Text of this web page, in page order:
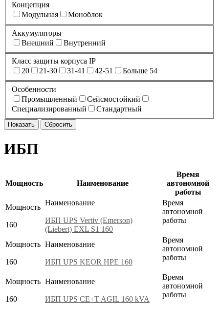
Концепция
Модульная
Моноблок
Аккумуляторы
Внешний
Внутренний
Класс защиты корпуса IP
20
21-30 31-41 42-51 Больше 54
Особенности
Промышленный
Сейсмостойкий
Специализированный
Стандартный
ИБП
Мощность Наименование
Время
автономной
работы
Мощность
160
Наименование
ИБП UPS Vertiv (Emerson)
(Liebert) EXL S1 160
Время
автономной
работы
Мощность
160
Наименование
ИБП UPS KEOR HPE 160
Время
автономной
работы
Мощность
160
Наименование
ИБП UPS CE+T AGIL 160 kVA
Время
автономной
работы